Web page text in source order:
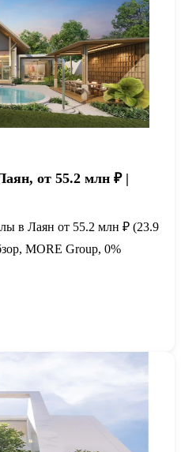
от 55.2 млн ₽ |
в Лаян от 55.2 млн ₽ (23.9
MORE Group, 0%